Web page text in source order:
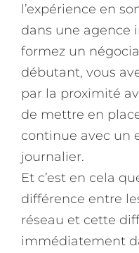
l’expérience en
dans une agence
formez un
débutant, vous
par la proximité
de mettre en
continue avec un
journalier.
Et c’est en cela
différence entre
réseau et cette
immédiatement